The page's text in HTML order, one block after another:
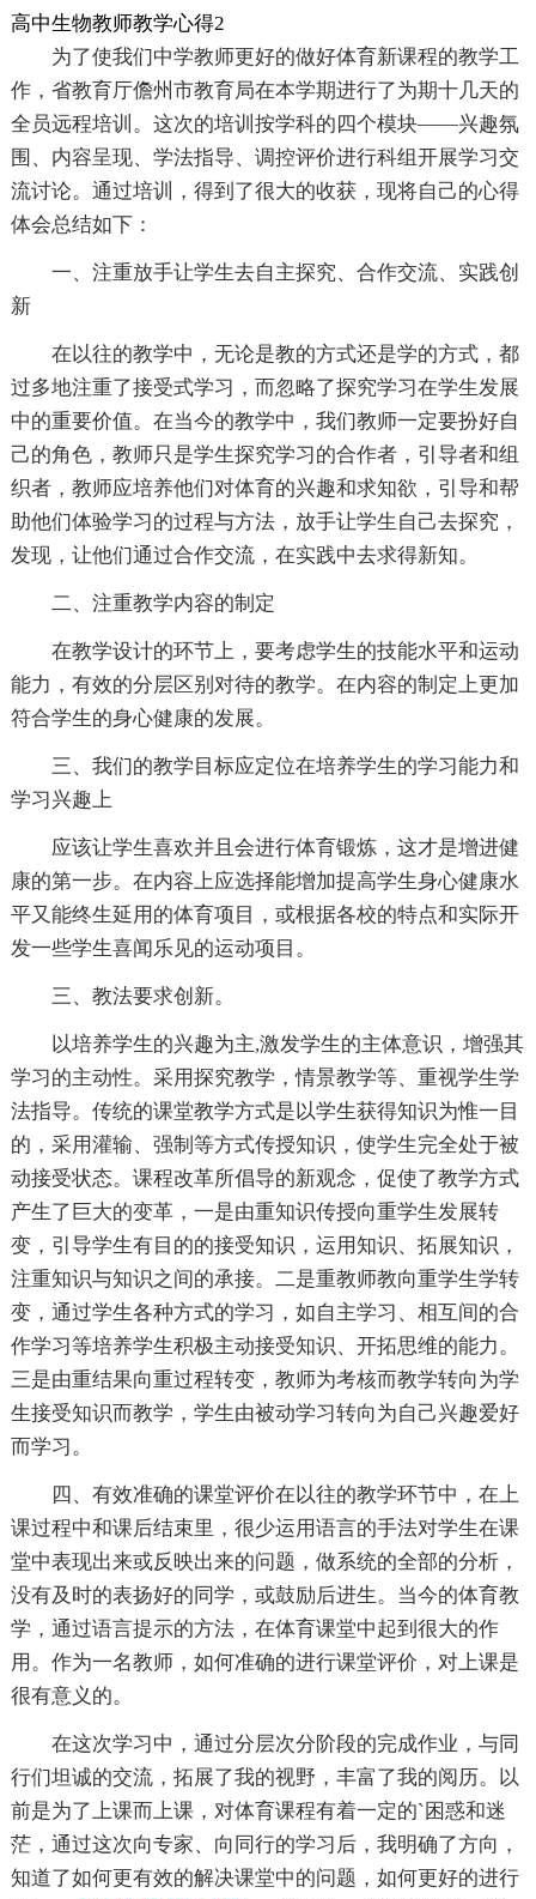
高中生物教师教学心得2
为了使我们中学教师更好的做好体育新课程的教学工
作，省教育厅儋州市教育局在本学期进行了为期十几天的
全员远程培训。这次的培训按学科的四个模块——兴趣氛
围、内容呈现、学法指导、调控评价进行科组开展学习交
流讨论。通过培训，得到了很大的收获，现将自己的心得
体会总结如下：
一、注重放手让学生去自主探究、合作交流、实践创
新
在以往的教学中，无论是教的方式还是学的方式，都
过多地注重了接受式学习，而忽略了探究学习在学生发展
中的重要价值。在当今的教学中，我们教师一定要扮好自
己的角色，教师只是学生探究学习的合作者，引导者和组
织者，教师应培养他们对体育的兴趣和求知欲，引导和帮
助他们体验学习的过程与方法，放手让学生自己去探究，
发现，让他们通过合作交流，在实践中去求得新知。
二、注重教学内容的制定
在教学设计的环节上，要考虑学生的技能水平和运动
能力，有效的分层区别对待的教学。在内容的制定上更加
符合学生的身心健康的发展。
三、我们的教学目标应定位在培养学生的学习能力和
学习兴趣上
应该让学生喜欢并且会进行体育锻炼，这才是增进健
康的第一步。在内容上应选择能增加提高学生身心健康水
平又能终生延用的体育项目，或根据各校的特点和实际开
发一些学生喜闻乐见的运动项目。
三、教法要求创新。
以培养学生的兴趣为主,激发学生的主体意识，增强其
学习的主动性。采用探究教学，情景教学等、重视学生学
法指导。传统的课堂教学方式是以学生获得知识为惟一目
的，采用灌输、强制等方式传授知识，使学生完全处于被
动接受状态。课程改革所倡导的新观念，促使了教学方式
产生了巨大的变革，一是由重知识传授向重学生发展转
变，引导学生有目的的接受知识，运用知识、拓展知识，
注重知识与知识之间的承接。二是重教师教向重学生学转
变，通过学生各种方式的学习，如自主学习、相互间的合
作学习等培养学生积极主动接受知识、开拓思维的能力。
三是由重结果向重过程转变，教师为考核而教学转向为学
生接受知识而教学，学生由被动学习转向为自己兴趣爱好
而学习。
四、有效准确的课堂评价在以往的教学环节中，在上
课过程中和课后结束里，很少运用语言的手法对学生在课
堂中表现出来或反映出来的问题，做系统的全部的分析，
没有及时的表扬好的同学，或鼓励后进生。当今的体育教
学，通过语言提示的方法，在体育课堂中起到很大的作
用。作为一名教师，如何准确的进行课堂评价，对上课是
很有意义的。
在这次学习中，通过分层次分阶段的完成作业，与同
行们坦诚的交流，拓展了我的视野，丰富了我的阅历。以
前是为了上课而上课，对体育课程有着一定的`困惑和迷
茫，通过这次向专家、向同行的学习后，我明确了方向，
知道了如何更有效的解决课堂中的问题，如何更好的进行